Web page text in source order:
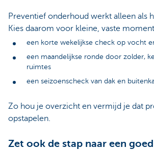
Preventief onderhoud werkt alleen als
Kies daarom voor kleine, vaste
een korte wekelijkse check op vocht
een maandelijkse ronde door zolder,
ruimtes
een seizoenscheck van dak en
Zo hou je overzicht en vermijd je dat
opstapelen.
Zet ook de stap naar een goed